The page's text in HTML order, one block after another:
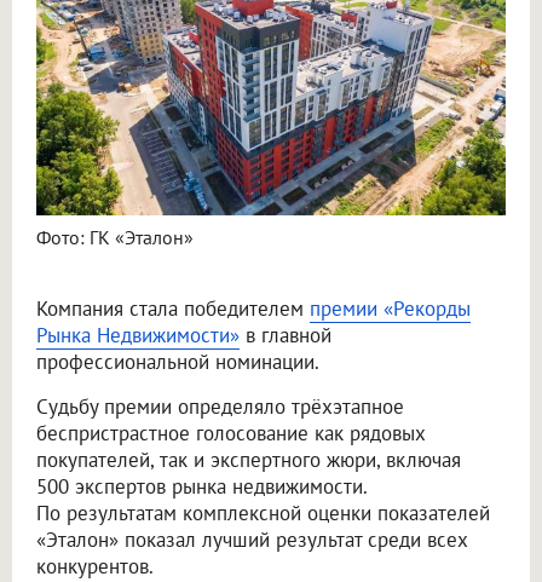
Фото: ГК «Эталон»
Компания стала победителем премии «Рекорды
Рынка Недвижимости» в главной
профессиональной номинации.
Судьбу премии определяло трёхэтапное
беспристрастное голосование как рядовых
покупателей, так и экспертного жюри, включая
500 экспертов рынка недвижимости.
По результатам комплексной оценки показателей
«Эталон» показал лучший результат среди всех
конкурентов.